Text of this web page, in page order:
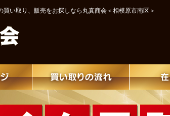
買い取り、販売をお探しなら丸真商会＜相模原市南区＞